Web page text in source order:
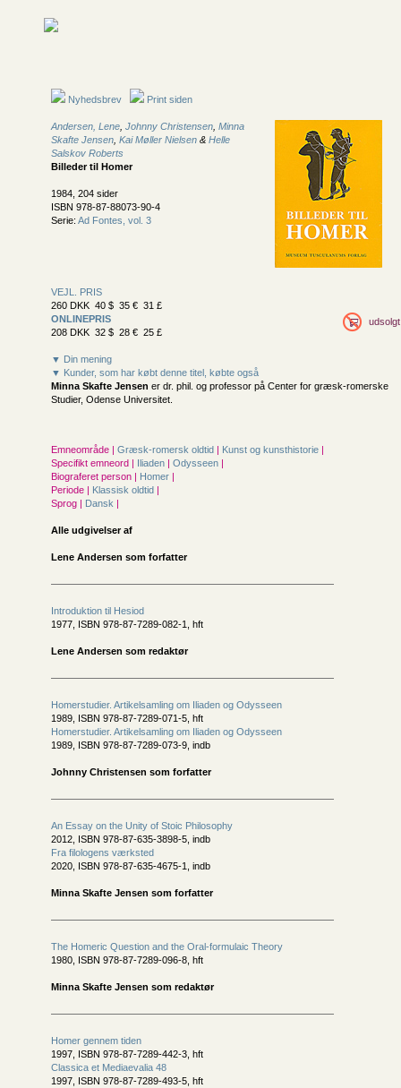
Nyhedsbrev Print siden
Andersen, Lene Johnny Christensen Minna
Skafte Jensen Kai Møller Nielsen & Helle
Salskov Roberts
Billeder til Homer
1984, 204 sider
ISBN 978-87-88073-90-4
Serie: Ad Fontes, vol. 3
VEJL. PRIS
260 DKK 40 $ 35 € 31 £
ONLINEPRIS
208 DKK 32 $ 28 € 25 £
udsolgt
▼ Din mening
▼ Kunder, som har købt denne titel, købte også
Minna Skafte Jensen er dr. phil. og professor på Center for græsk-romerske
Studier, Odense Universitet.
Emneområde | Græsk-romersk oldtid | Kunst og kunsthistorie |
Specifikt emneord | Iliaden | Odysseen |
Biograferet person | Homer |
Periode | Klassisk oldtid |
Sprog | Dansk |
Alle udgivelser af
Lene Andersen som forfatter
Introduktion til Hesiod
1977, ISBN 978-87-7289-082-1, hft
Lene Andersen som redaktør
Homerstudier. Artikelsamling om Iliaden og Odysseen
1989, ISBN 978-87-7289-071-5, hft
Homerstudier. Artikelsamling om Iliaden og Odysseen
1989, ISBN 978-87-7289-073-9, indb
Johnny Christensen som forfatter
An Essay on the Unity of Stoic Philosophy
2012, ISBN 978-87-635-3898-5, indb
Fra filologens værksted
2020, ISBN 978-87-635-4675-1, indb
Minna Skafte Jensen som forfatter
The Homeric Question and the Oral-formulaic Theory
1980, ISBN 978-87-7289-096-8, hft
Minna Skafte Jensen som redaktør
Homer gennem tiden
1997, ISBN 978-87-7289-442-3, hft
Classica et Mediaevalia 48
1997, ISBN 978-87-7289-493-5, hft